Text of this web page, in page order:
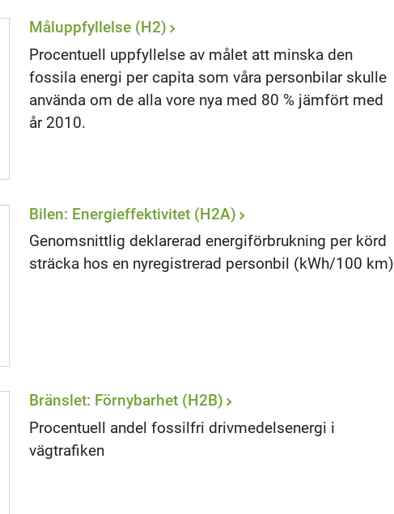
Måluppfyllelse (H2)
Procentuell uppfyllelse av målet att minska den
fossila energi per capita som våra personbilar skulle
använda om de alla vore nya med 80 % jämfört med
år 2010.
Bilen: Energieffektivitet (H2A)
Genomsnittlig deklarerad energiförbrukning per körd
sträcka hos en nyregistrerad personbil (kWh/100 km)
Bränslet: Förnybarhet (H2B)
Procentuell andel fossilfri drivmedelsenergi i
vägtrafiken